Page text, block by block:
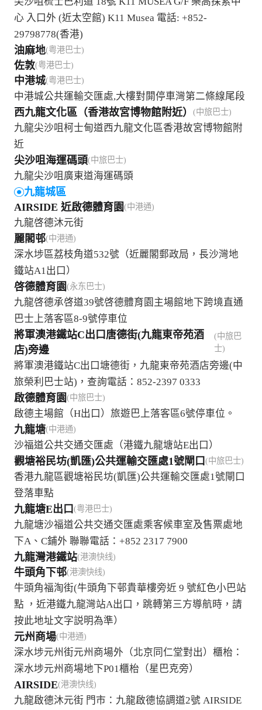
心 入口外 (近太空館) K11 Musea 電話: +852-
29798778(香港)
油麻地(粤港巴士)
佐敦(粤港巴士)
中港城(粤港巴士)
中港城公共運輸交匯處,大樓對閞停車灣第二條線尾段
西九龍文化區（香港故宮博物館附近） (中旅巴士)
九龍尖沙咀柯士甸道西九龍文化區香港故宮博物館附
近
尖沙咀海運碼頭(中旅巴士)
九龍尖沙咀廣東道海運碼頭
九龍城區
AIRSIDE 近啟德體育園(中港通)
九龍啓德沐元街
麗閣邨(中港通)
深水埗區荔枝角道532號（近麗閣郵政局，長沙灣地
鐵站A1出口）
啓德體育園(永东巴士)
九龍啓德承啓道39號啓德體育園主場館地下跨境直通
巴士上落客區8-9號停車位
將軍澳港鐵站C出口唐德街(九龍東帝苑酒
店)旁邊
(中旅巴
士)
將軍澳港鐵站C出口塘德街，九龍東帝苑酒店旁邊(中
旅榮利巴士站)，查詢電話：852-2397 0333
啟德體育園(中旅巴士)
啟德主場館（H出口）旅遊巴上落客區6號停車位。
九龍塘(中港通)
沙福道公共交通交匯處（港鐵九龍塘站E出口）
觀塘裕民坊(凱匯)公共運輸交匯處1號閘口(中旅巴士)
香港九龍區觀塘裕民坊(凱匯)公共運輸交匯處1號閘口
登落車點
九龍塘E出口(粤港巴士)
九龍塘沙福道公共交通交匯處乘客候車室及售票處地
下A、C鋪外 聯聯電話：+852 2317 7900
九龍灣港鐵站(港澳快线)
牛頭角下邨(港澳快线)
牛頭角福淘街(牛頭角下邨貴華樓旁近 9 號紅色小巴站
點 ，近港鐵九龍灣站A出口，跳轉第三方導航時，請
按此地址文字説明為準）
元州商場(中港通)
深水埗元州街元州商場外（北京同仁堂對出）櫃枱：
深水埗元州商場地下P01櫃枱（星巴克旁）
AIRSIDE(港澳快线)
九龍啟德沐元街 門市：九龍啟德協調道2號 AIRSIDE